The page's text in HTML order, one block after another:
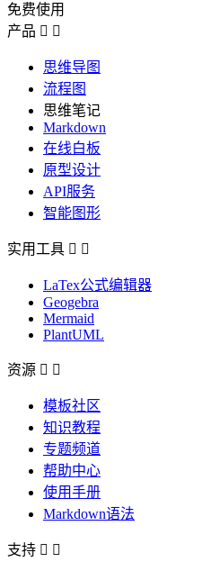
免费使用
产品  
思维导图
流程图
思维笔记
Markdown
在线白板
原型设计
API服务
智能图形
实用工具  
LaTex公式编辑器
Geogebra
Mermaid
PlantUML
资源  
模板社区
知识教程
专题频道
帮助中心
使用手册
Markdown语法
支持  